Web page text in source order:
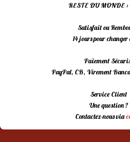
RESTE DU MONDE
Satisfait ou
14 jours pour changer
Paiement
PayPal, CB, Virement
Service Client
Une question ?
Contactez-nous via